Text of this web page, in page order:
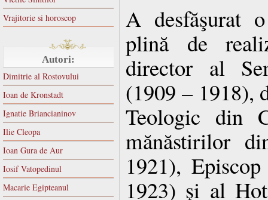
Vrajitorie si horoscop
Autori:
Dimitrie al Rostovului
Ioan de Kronstadt
Ignatie Briancianinov
Ilie Cleopa
Ioan Gura de Aur
Iosif Vatopedinul
Macarie Egipteanul
A desfăşurat
plină de
director al
(1909 – 1918),
Teologic din
mănăstirilor
1921),
1923) şi al